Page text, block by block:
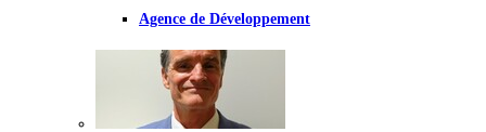
Agence de Développement